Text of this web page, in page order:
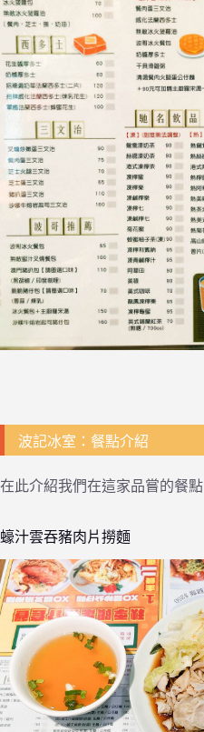
波記冰室：餐點介紹
在此介紹我們在這家品嘗的餐點
蠔汁雲吞豬肉片撈麵